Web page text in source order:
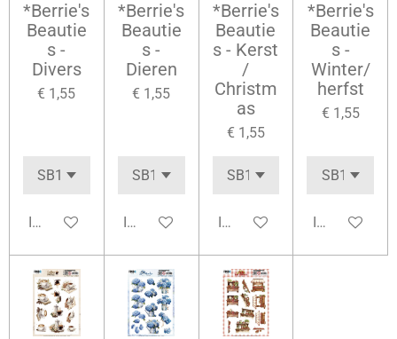
*Berrie's
Beautie
s -
Divers
€ 1,55
In winkelwagen
*Berrie's
Beautie
s -
Dieren
€ 1,55
In winkelwagen
*Berrie's
Beautie
s - Kerst
/
Christm
as
€ 1,55
In winkelwagen
*Berrie's
Beautie
s -
Winter/
herfst
€ 1,55
In